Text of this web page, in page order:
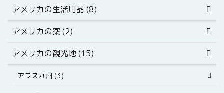
アメリカの生活用品 (8)
アメリカの薬 (2)
アメリカの観光地 (15)
アラスカ州 (3)